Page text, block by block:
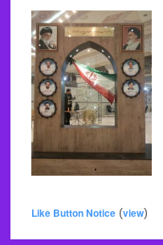
Like Button Notice(view)